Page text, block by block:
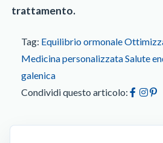
trattamento.
Tag: Equilibrio ormonale
Medicina personalizzataSalute
galenica
Condividi questo articolo: